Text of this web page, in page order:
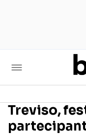
Treviso,